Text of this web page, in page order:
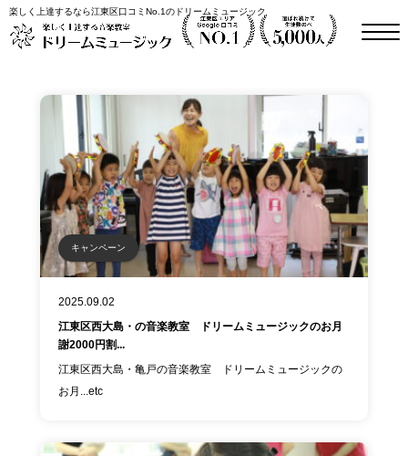
楽しく上達するなら江東区口コミNo.1のドリームミュージック
キャンペーン
2025.09.02
江東区西大島・の音楽教室 ドリームミュージックのお月
謝2000円割...
江東区西大島・亀戸の音楽教室 ドリームミュージックの
お月...etc